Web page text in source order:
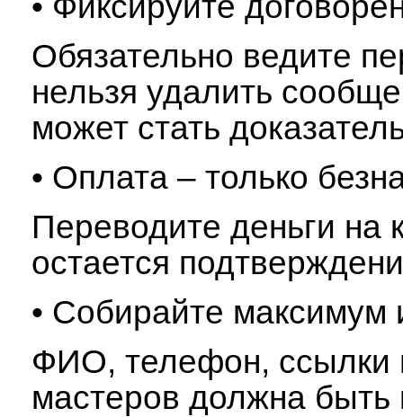
Обязательно ведите
нельзя удалить
может стать
• Оплата – только
Переводите деньги на
остается
• Собирайте
ФИО, телефон, ссылки
мастеров должна быть